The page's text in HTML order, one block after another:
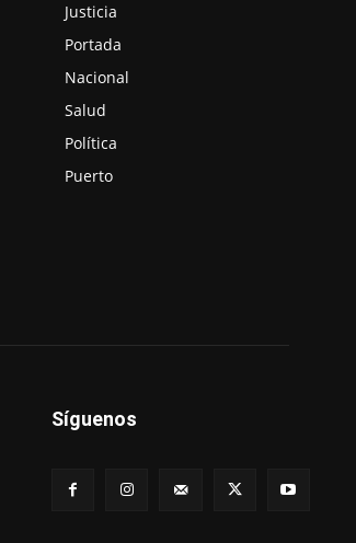
Justicia
Portada
Nacional
Salud
Política
Puerto
Síguenos